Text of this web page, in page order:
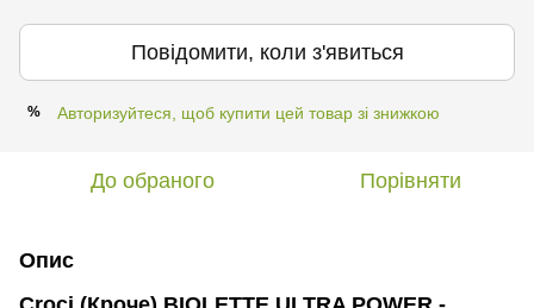
Повідомити, коли з'явиться
% Авторизуйтеся, щоб купити цей товар зі знижкою
До обраного Порівняти
Опис